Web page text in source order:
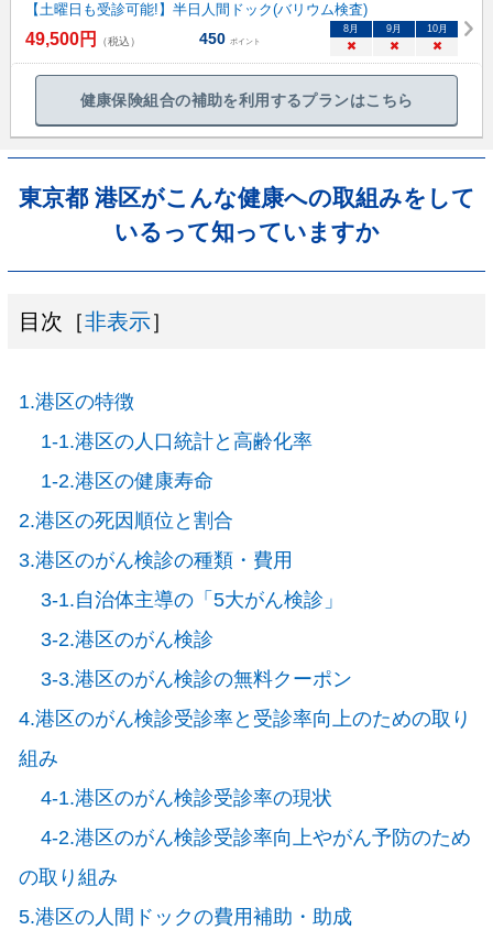
【土曜日も受診可能!】半日人間ドック(バリウム検査)
49,500円 （税込） 450 ポイント
8月 9月 10月
× × ×
健康保険組合の補助を利用するプランはこちら
東京都 港区がこんな健康への取組みをして
いるって知っていますか
目次［非表示］
1.港区の特徴
1-1.港区の人口統計と高齢化率
1-2.港区の健康寿命
2.港区の死因順位と割合
3.港区のがん検診の種類・費用
3-1.自治体主導の「5大がん検診」
3-2.港区のがん検診
3-3.港区のがん検診の無料クーポン
4.港区のがん検診受診率と受診率向上のための取り
組み
4-1.港区のがん検診受診率の現状
4-2.港区のがん検診受診率向上やがん予防のため
の取り組み
5.港区の人間ドックの費用補助・助成